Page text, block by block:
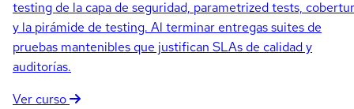
testing de la capa de seguridad, parametrized tests,
y la pirámide de testing. Al terminar entregas suites de
pruebas mantenibles que justifican SLAs de calidad y
auditorías.
Ver curso